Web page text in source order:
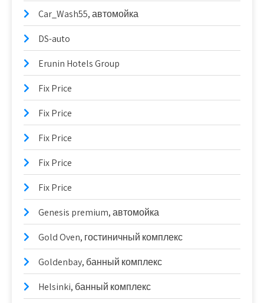
Car_Wash55, автомойка
DS-auto
Erunin Hotels Group
Fix Price
Fix Price
Fix Price
Fix Price
Fix Price
Genesis premium, автомойка
Gold Oven, гостиничный комплекс
Goldenbay, банный комплекс
Helsinki, банный комплекс